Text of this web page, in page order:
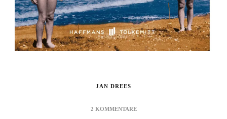
JAN DREES
2 KOMMENTAREZU